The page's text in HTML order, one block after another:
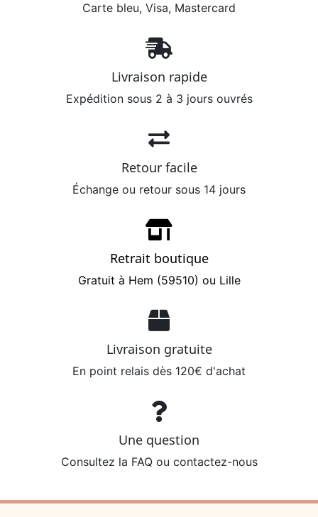
Carte bleu, Visa, Mastercard
Livraison rapide
Expédition sous 2 à 3 jours ouvrés
Retour facile
Échange ou retour sous 14 jours
Retrait boutique
Gratuit à Hem (59510) ou Lille
Livraison gratuite
En point relais dès 120€ d'achat
Une question
Consultez la FAQ ou contactez-nous